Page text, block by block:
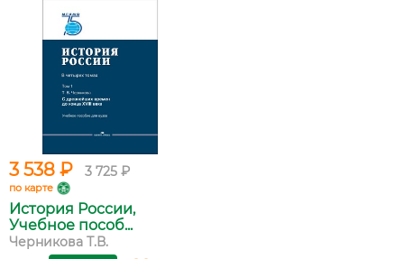
3 538 ₽ 3 725 ₽
по карте
История России,
Учебное пособ...
Черникова Т.В.